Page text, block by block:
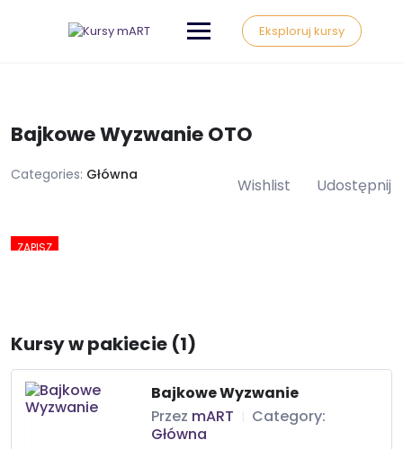
Eksploruj kursy
Bajkowe Wyzwanie OTO
Categories: Główna
Wishlist Udostępnij
ZAPISZ
Kursy w pakiecie (1)
Bajkowe Wyzwanie
Przez mART
Category:
Główna